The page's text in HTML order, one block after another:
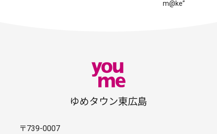
m@ke”
ゆめタウン東広島
〒739-0007